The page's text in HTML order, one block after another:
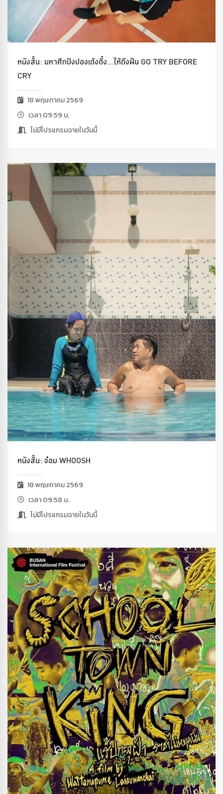
หนังสั้น: มหาศึกปิงปองเด้งดึ๋ง…ให้ถึงฝัน GO TRY BEFORE
CRY
18 พฤษภาคม 2569
เวลา 09:59 น.
ไม่มีโปรแกรมฉายในวันนี้
หนังสั้น: จ๋อม WHOOSH
18 พฤษภาคม 2569
เวลา 09:58 น.
ไม่มีโปรแกรมฉายในวันนี้